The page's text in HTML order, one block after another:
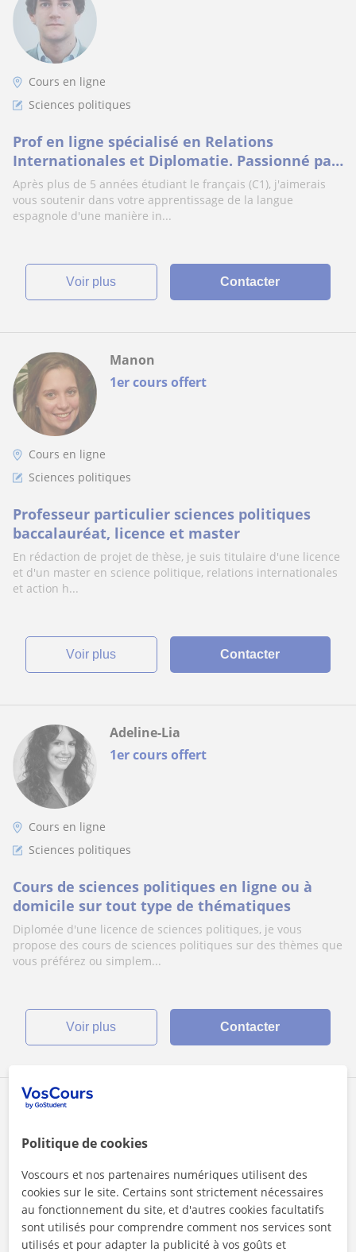
Cours en ligne
Sciences politiques
Prof en ligne spécialisé en Relations
Internationales et Diplomatie. Passionné par
la géopolitique la coopération au
dévelopement
Après plus de 5 années étudiant le français (C1), j'aimerais
vous soutenir dans votre apprentissage de la langue
espagnole d'une manière in...
voir plus Contacter
1er cours offert
Manon
Cours en ligne
Sciences politiques
Professeur particulier sciences politiques
baccalauréat, licence et master
En rédaction de projet de thèse, je suis titulaire d'une licence
et d'un master en science politique, relations internationales
et action h...
voir plus Contacter
1er cours offert
Adeline-Lia
Cours en ligne
Sciences politiques
Cours de sciences politiques en ligne ou à
domicile sur tout type de thématiques
Diplomée d'une licence de sciences politiques, je vous
propose des cours de sciences politiques sur des thèmes que
vous préférez ou simplem...
voir plus Contacter
Cours en ligne
Sciences politiques
Politique de cookies
Voscours et nos partenaires numériques utilisent des
cookies sur le site. Certains sont strictement nécessaires
au fonctionnement du site, et d'autres cookies facultatifs
sont utilisés pour comprendre comment nos services sont
utilisés et pour adapter la publicité à vos goûts et